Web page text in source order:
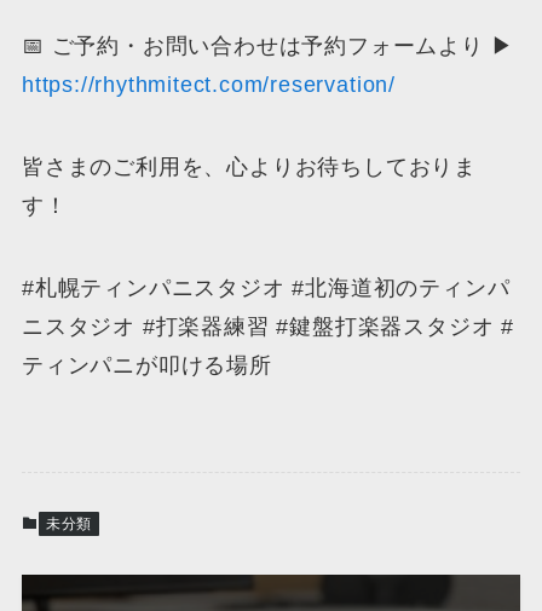
📅 ご予約・お問い合わせは予約フォームより ▶︎
https://rhythmitect.com/reservation/
皆さまのご利用を、心よりお待ちしておりま
す！
#札幌ティンパニスタジオ #北海道初のティンパ
ニスタジオ #打楽器練習 #鍵盤打楽器スタジオ #
ティンパニが叩ける場所
未分類